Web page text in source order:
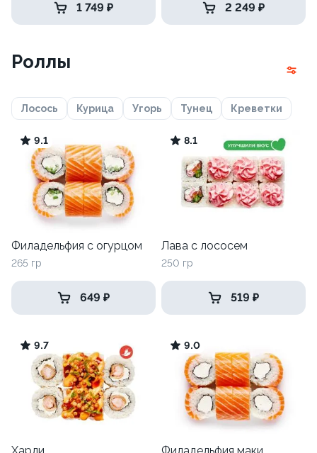
1 749 ₽ 2 249 ₽
Роллы
Лосось Курица Угорь Тунец Креветки
9.1
Филадельфия с огурцом
265 гр
649 ₽
8.1
Лава с лососем
250 гр
519 ₽
9.7 9.0